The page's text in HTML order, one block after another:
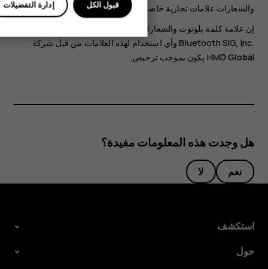
والشعارات علامات تجارية خاصة بشركة Google LLC.
إن علامة كلمة بلوتوث والشعارات الخاصة بها مملوكة لشركة
Bluetooth SIG, Inc.‎ وأي استخدام لهذه العلامات من قبل شركة
HMD Global يكون بموجب ترخيص.
هل وجدت هذه المعلومات مفيدة؟
نعم لا
استكشف
حول
إدارة التفضيلات قبول الكل